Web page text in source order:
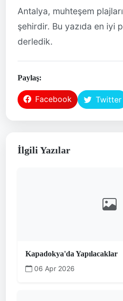
Antalya, muhteşem
şehirdir. Bu yazıda en iyi
derledik.
Paylaş:
Facebook Twitter
İlgili Yazılar
Kapadokya'da Yapılacaklar
06 Apr 2026